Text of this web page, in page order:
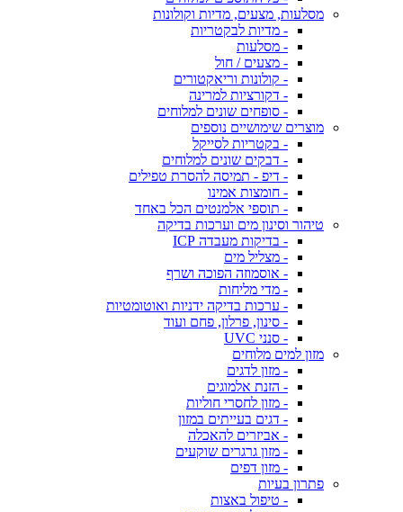
מסלעות, מצעים, מדיות וקולונות
- מדיות לבקטריות
- מסלעות
- מצעים / חול
- קולונות וריאקטורים
- דקורציות למרינה
- סופחים שונים למלוחים
מוצרים שימושיים נוספים
- בקטריות לסייקל
- דבקים שונים למלוחים
- דיפ - תמיסה להסרת טפילים
- חומצות אמינו
- תוספי אלמנטים הכל באחד
טיהור וסינון מים וערכות בדיקה
- בדיקות מעבדה ICP
- מצליל מים
- אוסמוזה הפוכה ושרף
- מדי מליחות
- ערכות בדיקה ידניות ואוטומטיות
- סינון, פרלון, פחם ועוד
- סנני UVC
מזון למים מלוחים
- מזון לדגים
- הזנת אלמוגים
- מזון לחסרי חוליות
- דגים בעייתים במזון
- אביזרים להאכלה
- מזון גרגרים שוקעים
- מזון דפים
פתרון בעיות
- טיפול באצות